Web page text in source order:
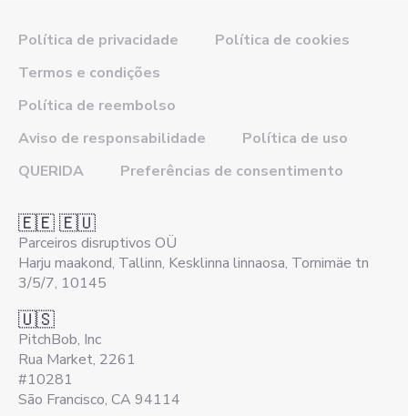
Política de privacidade
Política de cookies
Termos e condições
Política de reembolso
Aviso de responsabilidade
Política de uso
QUERIDA
Preferências de consentimento
🇪🇪 🇪🇺
Parceiros disruptivos OÜ
Harju maakond, Tallinn, Kesklinna linnaosa, Tornimäe tn
3/5/7, 10145
🇺🇸
PitchBob, Inc
Rua Market, 2261
#10281
São Francisco, CA 94114